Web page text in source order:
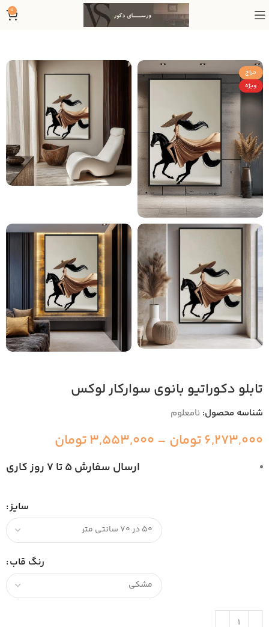
0
حراج
ویژه
تابلو دکوراتیو بانوی سوارکار لوکس
شناسه محصول: نامعلوم
6,273,000تومان –
3,553,000تومان
ارسال سفارش 5 تا 7 روز کاری
سایز
رنگ قاب